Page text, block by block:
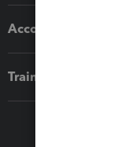
Accounting solutions
Training & support